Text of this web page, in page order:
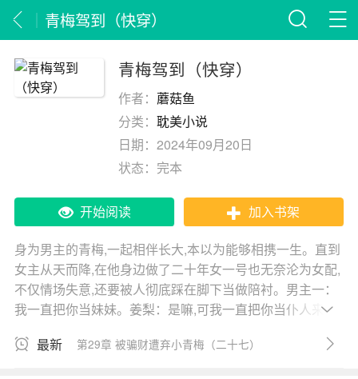
青梅驾到（快穿）
青梅驾到（快穿）
作者：蘑菇鱼
分类：耽美小说
日期：2024年09月20日
状态： 完本
开始阅读 加入书架
身为男主的青梅,一起相伴长大,本以为能够相携一生。直到
女主从天而降,在他身边做了二十年女一号也无奈沦为女配,
不仅情场失意,还要被人彻底踩在脚下当做陪衬。男主一：
我一直把你当妹妹。姜梨：是嘛,可我一直把你当仆人来
于平静,现在我也想要追求刺激姜梨：刺激？小心步子太大
最新 第29章 被骗财遭弃小青梅（二十七）